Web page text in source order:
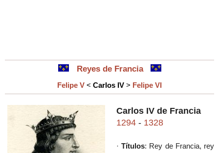
Reyes de Francia
Felipe V < Carlos IV > Felipe VI
Carlos IV de Francia
1294 - 1328
·Títulos: Rey de Francia, rey